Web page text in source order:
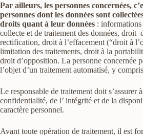
Par ailleurs, les personnes concernées,
personnes dont les données sont
droits quant à leur données : informations
collecte et de traitement des données, droit
rectification, droit à l’effacement (“droit à
limitation des traitements, droit à la
droit d’opposition. La personne concernée
l’objet d’un traitement automatisé, y
Le responsable de traitement doit s’assurer
confidentialité, de l’ intégrité et de la
caractère personnel.
Avant toute opération de traitement, il est